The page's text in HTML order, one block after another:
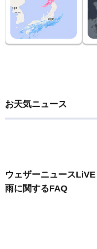
お天気ニュース
ウェザーニュースLiVE
雨に関するFAQ